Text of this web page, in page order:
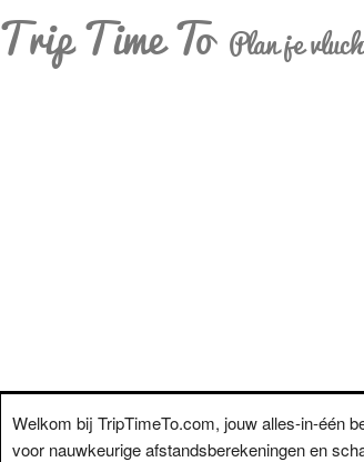
Trip Time To Plan je
Welkom bij TripTimeTo.com, jouw alles-in-één
voor nauwkeurige afstandsberekeningen en